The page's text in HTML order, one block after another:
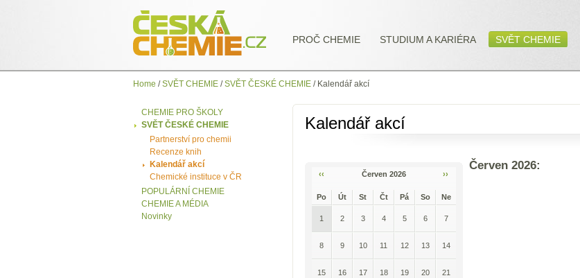
PROČ CHEMIE STUDIUM A KARIÉRA SVĚT CHEMIE
Home / SVĚT CHEMIE / SVĚT ČESKÉ CHEMIE / Kalendář akcí
CHEMIE PRO ŠKOLY
SVĚT ČESKÉ CHEMIE
Partnerství pro chemii
Recenze knih
Kalendář akcí
Chemické instituce v ČR
POPULÁRNÍ CHEMIE
CHEMIE A MÉDIA
Novinky
Kalendář akcí
‹‹ Červen 2026 ››
Po Út St Čt Pá So Ne
1 2 3 4 5 6 7
8 9 10 11 12 13 14
15 16 17 18 19 20 21
Červen 2026: